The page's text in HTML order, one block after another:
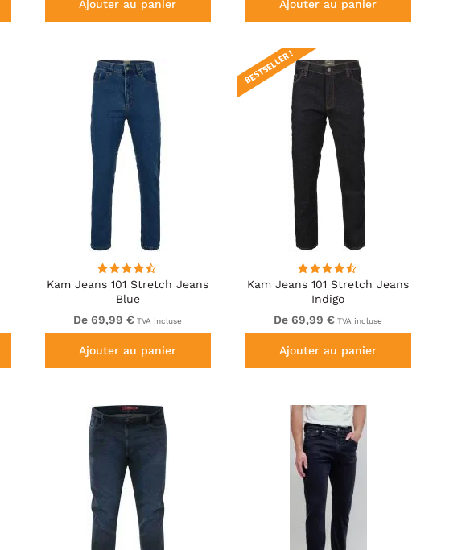
Ajouter au panier Ajouter au panier
Kam Jeans 101 Stretch Jeans
Blue
De 69,99 € TVA incluse
Ajouter au panier
Kam Jeans 101 Stretch Jeans
Indigo
BESTSELLER !
De 69,99 € TVA incluse
Ajouter au panier